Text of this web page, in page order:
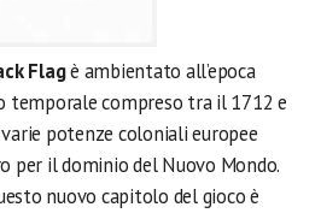
Flagè ambientato all’epoca
temporale compreso tra il 1712 e
potenze coloniali europee
per il dominio del Nuovo Mondo.
nuovo capitolo del gioco è